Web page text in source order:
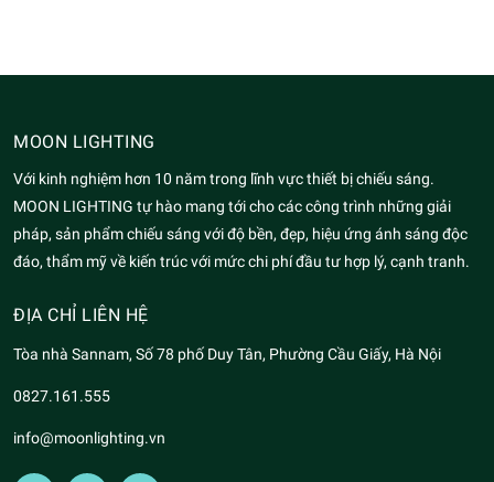
MOON LIGHTING
Với kinh nghiệm hơn 10 năm trong lĩnh vực thiết bị chiếu sáng.
MOON LIGHTING tự hào mang tới cho các công trình những giải
pháp, sản phẩm chiếu sáng với độ bền, đẹp, hiệu ứng ánh sáng độc
đáo, thẩm mỹ về kiến trúc với mức chi phí đầu tư hợp lý, cạnh tranh.
ĐỊA CHỈ LIÊN HỆ
Tòa nhà Sannam, Số 78 phố Duy Tân, Phường Cầu Giấy, Hà Nội
0827.161.555
info@moonlighting.vn